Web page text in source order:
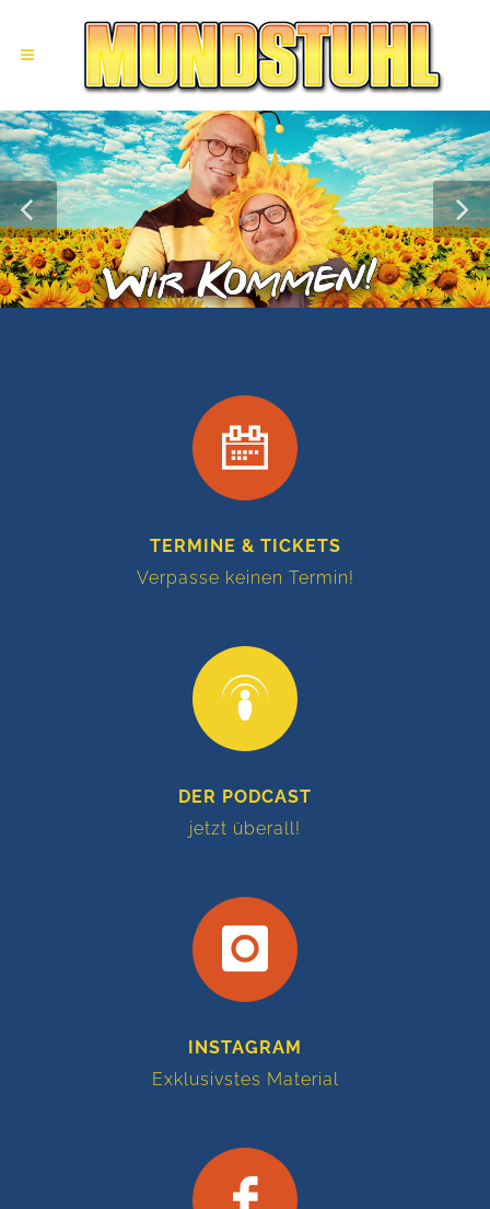
TERMINE & TICKETS
Verpasse keinen Termin!
DER PODCAST
jetzt überall!
INSTAGRAM
Exklusivstes Material